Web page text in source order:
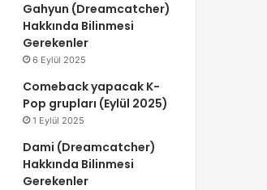
Gahyun (Dreamcatcher)
Hakkında Bilinmesi
Gerekenler
6 Eylül 2025
Comeback yapacak K-
Pop grupları (Eylül 2025)
1 Eylül 2025
Dami (Dreamcatcher)
Hakkında Bilinmesi
Gerekenler